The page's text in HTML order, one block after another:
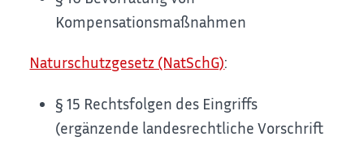
Kompensationsmaßnahmen
Naturschutzgesetz (NatSchG):
§ 15 Rechtsfolgen des Eingriffs
(ergänzende landesrechtliche Vorschrift